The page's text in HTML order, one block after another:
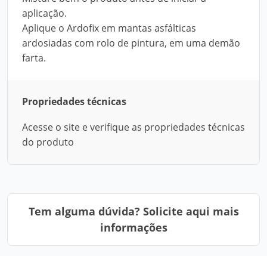
aplicação.
Aplique o Ardofix em mantas asfálticas
ardosiadas com rolo de pintura, em uma demão
farta.
Propriedades técnicas
Acesse o site e verifique as propriedades técnicas
do produto
Tem alguma dúvida? Solicite aqui mais
informações